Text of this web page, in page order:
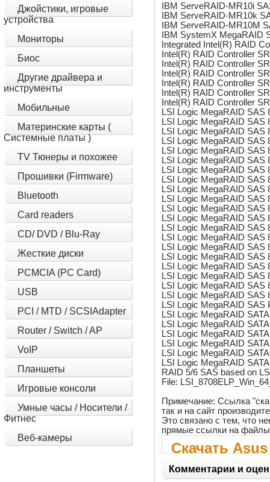
Джойстики, игровые
устройства
Мониторы
Биос
Другие драйвера и
инструменты
Мобильные
Материнские карты (
Системные платы )
TV Тюнеры и похожее
Прошивки (Firmware)
Bluetooth
Card readers
CD/ DVD / Blu-Ray
Жесткие диски
PCMCIA (PC Card)
USB
PCI / MTD / SCSIAdapter
Router / Switch / AP
VoIP
Планшеты
Игровые консоли
Умные часы / Носители /
Фитнес
Веб-камеры
IBM ServeRAID-MR10i
IBM ServeRAID-MR10k
IBM ServeRAID-MR10M
IBM SystemX MegaRAID
Integrated Intel(R) RAID
Intel(R) RAID Controller
Intel(R) RAID Controller
Intel(R) RAID Controller
Intel(R) RAID Controller
Intel(R) RAID Controller
Intel(R) RAID Controller
LSI Logic MegaRAID SAS
LSI Logic MegaRAID SAS
LSI Logic MegaRAID SAS
LSI Logic MegaRAID SAS
LSI Logic MegaRAID SAS
LSI Logic MegaRAID SAS
LSI Logic MegaRAID SAS
LSI Logic MegaRAID SAS
LSI Logic MegaRAID SAS
LSI Logic MegaRAID SAS
LSI Logic MegaRAID SAS
LSI Logic MegaRAID SAS
LSI Logic MegaRAID SAS
LSI Logic MegaRAID SAS
LSI Logic MegaRAID SAS
LSI Logic MegaRAID SAS
LSI Logic MegaRAID SAS
LSI Logic MegaRAID SAS
LSI Logic MegaRAID SAS
LSI Logic MegaRAID SAS
LSI Logic MegaRAID
LSI Logic MegaRAID
LSI Logic MegaRAID
LSI Logic MegaRAID
LSI Logic MegaRAID
LSI Logic MegaRAID
LSI Logic MegaRAID
RAID 5/6 SAS based on
File:
Примечание: Ссылка
так и на сайт
Это связано с тем, что
прямые ссылки на
Скачать
Комментарии и